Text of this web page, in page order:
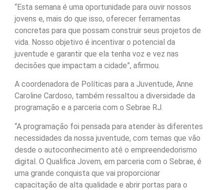
“Esta semana é uma oportunidade para ouvir nossos
jovens e, mais do que isso, oferecer ferramentas
concretas para que possam construir seus projetos de
vida. Nosso objetivo é incentivar o potencial da
juventude e garantir que ela tenha voz e vez nas
decisões que impactam a cidade”, afirmou.
A coordenadora de Políticas para a Juventude, Anne
Caroline Cardoso, também ressaltou a diversidade da
programação e a parceria com o Sebrae RJ.
“A programação foi pensada para atender às diferentes
necessidades da nossa juventude, com temas que vão
desde o autoconhecimento até o empreendedorismo
digital. O Qualifica Jovem, em parceria com o Sebrae, é
uma grande conquista que vai proporcionar
capacitação de alta qualidade e abrir portas para o